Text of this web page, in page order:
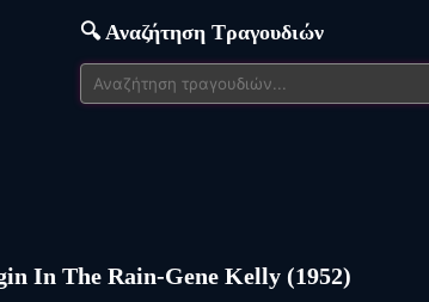
🔍 Αναζήτηση Τραγουδιών
In The Rain-Gene Kelly (1952)